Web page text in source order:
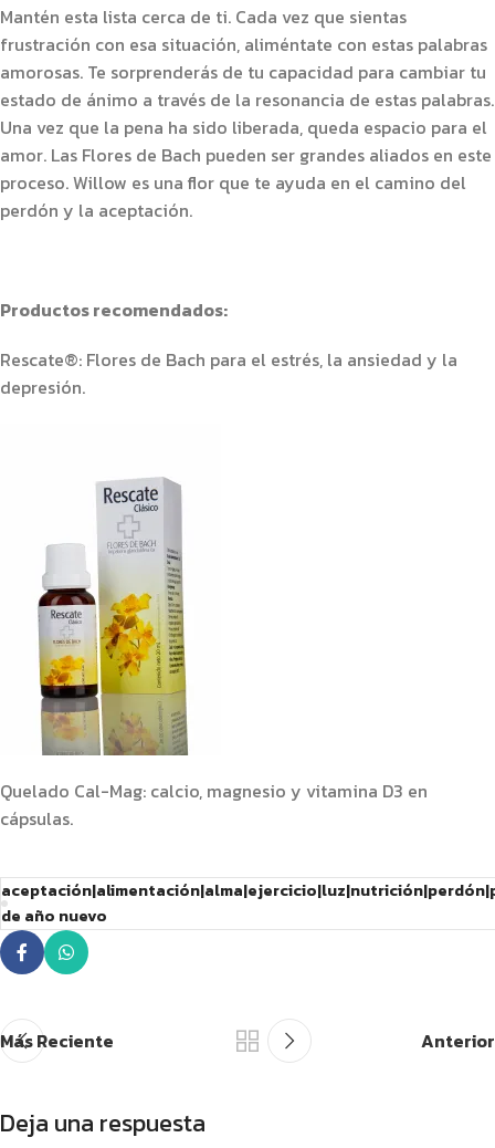
Mantén esta lista cerca de ti. Cada vez que sientas
frustración con esa situación, aliméntate con estas palabras
amorosas. Te sorprenderás de tu capacidad para cambiar tu
estado de ánimo a través de la resonancia de estas palabras.
Una vez que la pena ha sido liberada, queda espacio para el
amor. Las Flores de Bach pueden ser grandes aliados en este
proceso. Willow es una flor que te ayuda en el camino del
perdón y la aceptación.
Productos recomendados:
Rescate®: Flores de Bach para el estrés, la ansiedad y la
depresión.
Quelado Cal-Mag: calcio, magnesio y vitamina D3 en
cápsulas.
de año nuevo
Más Reciente Anterior
Deja una respuesta